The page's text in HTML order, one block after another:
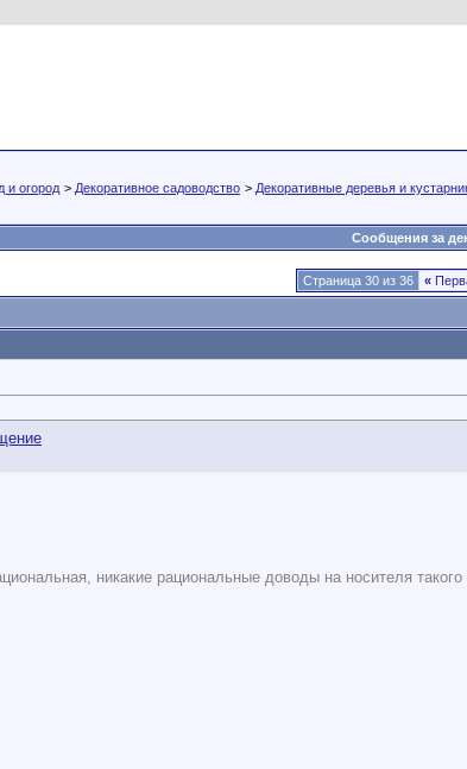
и огород > Декоративное садоводство > Декоративные деревья и
Сообщения за
Страница 30 из 36 «
никакие рациональные доводы на носителя